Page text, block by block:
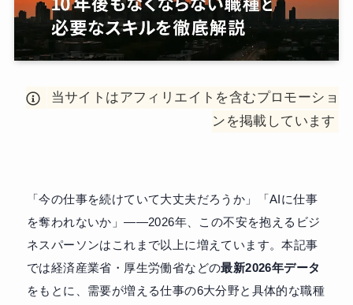
当サイトはアフィリエイトを含むプロモーショ
ンを掲載しています
「今の仕事を続けていて大丈夫だろうか」「AIに仕事
を奪われないか」——2026年、この不安を抱えるビジ
ネスパーソンはこれまで以上に増えています。本記事
では経済産業省・厚生労働省などの最新2026年データ
をもとに、需要が増える仕事の6大分野と具体的な職種